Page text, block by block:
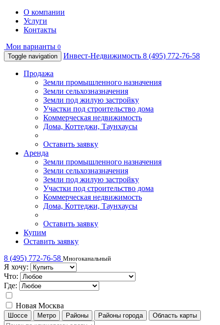
О компании
Услуги
Контакты
Мои варианты 0
Toggle navigation
Инвест-Недвижимость 8 (495) 772-76-58
Продажа
Земли промышленного назначения
Земли сельхозназначения
Земли под жилую застройку
Участки под строительство дома
Коммерческая недвижимость
Дома, Коттеджи, Таунхаусы
Оставить заявку
Аренда
Земли промышленного назначения
Земли сельхозназначения
Земли под жилую застройку
Участки под строительство дома
Коммерческая недвижимость
Дома, Коттеджи, Таунхаусы
Оставить заявку
Купим
Оставить заявку
8 (495) 772-76-58 Многоканальный
Я хочу:
Что:
Где:
Новая Москва
Шоссе Метро Районы Районы города Область карты